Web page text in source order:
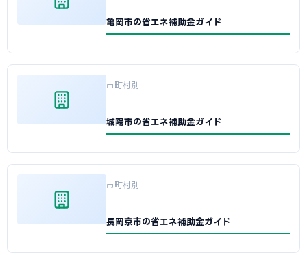
亀岡市の省エネ補助金ガイド
市町村別
城陽市の省エネ補助金ガイド
市町村別
長岡京市の省エネ補助金ガイド